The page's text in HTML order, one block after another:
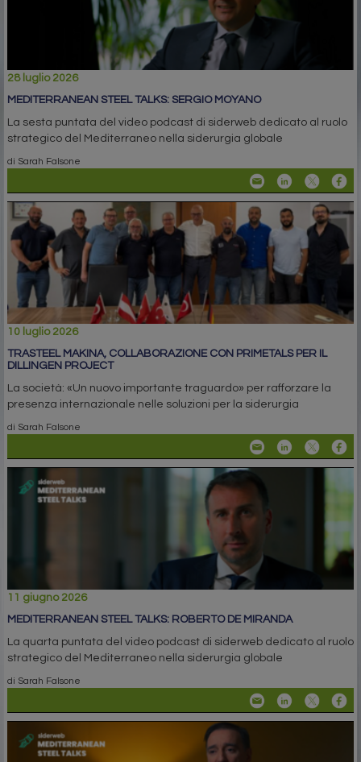
28 luglio 2026
MEDITERRANEAN STEEL TALKS: SERGIO MOYANO
La sesta puntata del video podcast di siderweb dedicato al ruolo
strategico del Mediterraneo nella siderurgia globale
di Sarah Falsone
10 luglio 2026
TRASTEEL MAKINA, COLLABORAZIONE CON PRIMETALS PER IL
DILLINGEN PROJECT
La società: «Un nuovo importante traguardo» per rafforzare la
presenza internazionale nelle soluzioni per la siderurgia
di Sarah Falsone
11 giugno 2026
MEDITERRANEAN STEEL TALKS: ROBERTO DE MIRANDA
La quarta puntata del video podcast di siderweb dedicato al ruolo
strategico del Mediterraneo nella siderurgia globale
di Sarah Falsone